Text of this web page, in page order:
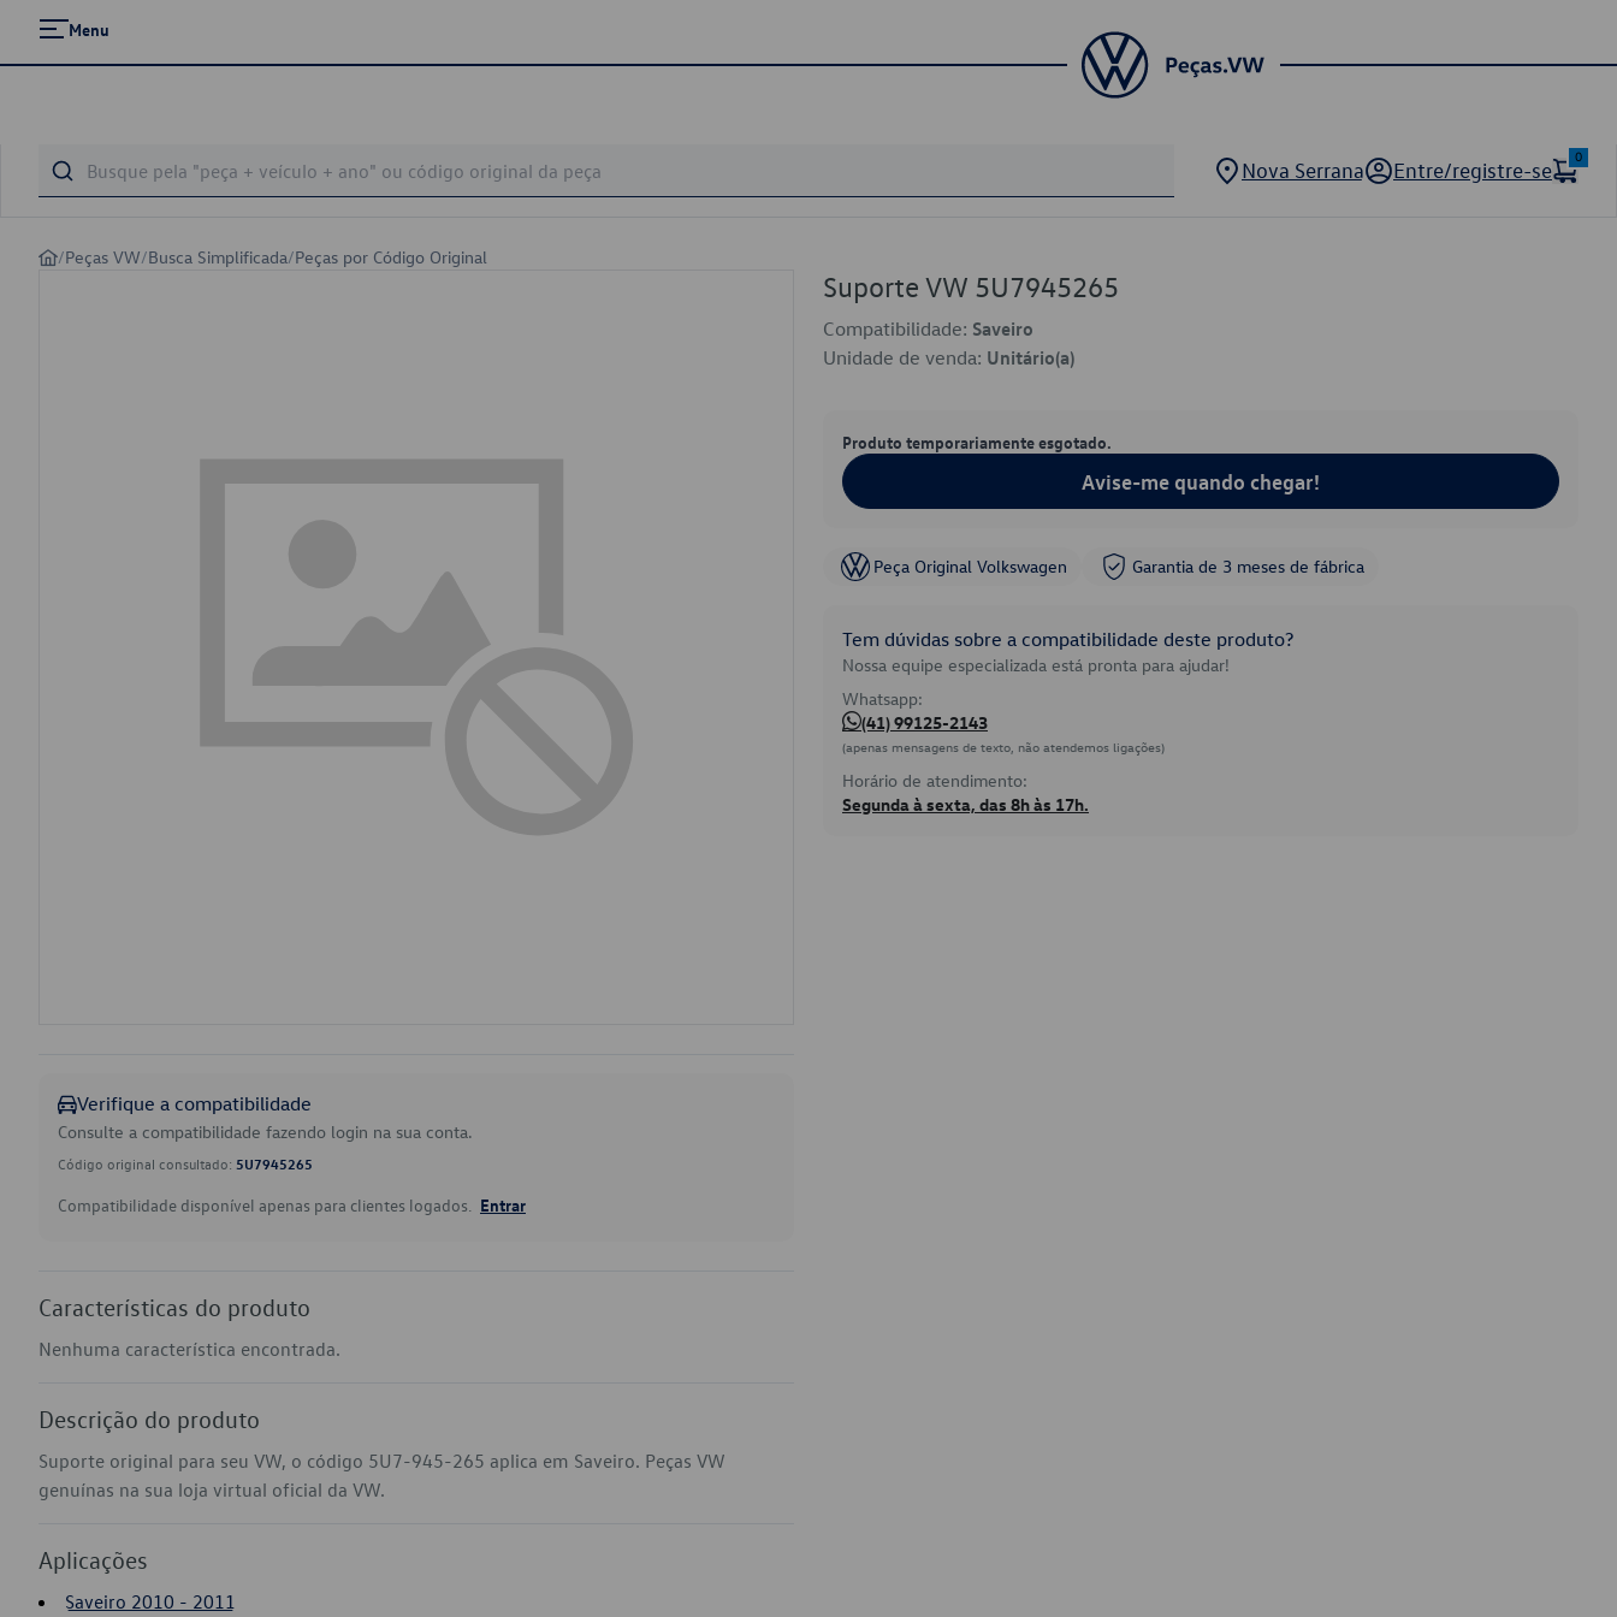
Menu
Nova Serrana Entre/registre-se
0
/Peças VW/Busca Simplificada/Peças por Código Original
Verifique a compatibilidade
Consulte a compatibilidade fazendo login na sua conta.
Código original consultado: 5U7945265
Compatibilidade disponível apenas para clientes logados. Entrar
Características do produto
Nenhuma característica encontrada.
Descrição do produto
Suporte original para seu VW, o código 5U7-945-265 aplica em Saveiro. Peças VW
genuínas na sua loja virtual oficial da VW.
Aplicações
Saveiro 2010 - 2011
Suporte VW 5U7945265
Compatibilidade: Saveiro
Unidade de venda: Unitário(a)
Produto temporariamente esgotado.
Avise-me quando chegar!
Peça Original Volkswagen Garantia de 3 meses de fábrica
Tem dúvidas sobre a compatibilidade deste produto?
Nossa equipe especializada está pronta para ajudar!
Whatsapp:
(41) 99125-2143
(apenas mensagens de texto, não atendemos ligações)
Horário de atendimento:
Segunda à sexta, das 8h às 17h.